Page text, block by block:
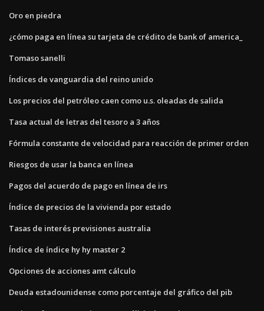
Oro en piedra
¿cómo paga en línea su tarjeta de crédito de bank of america_
Tomaso sanelli
Índices de vanguardia del reino unido
Los precios del petróleo caen como u.s. oleadas de salida
Tasa actual de letras del tesoro a 3 años
Fórmula constante de velocidad para reacción de primer orden
Riesgos de usar la banca en línea
Pagos del acuerdo de pago en línea de irs
Índice de precios de la vivienda por estado
Tasas de interés previsiones australia
Índice de índice hy hy master 2
Opciones de acciones amt cálculo
Deuda estadounidense como porcentaje del gráfico del pib